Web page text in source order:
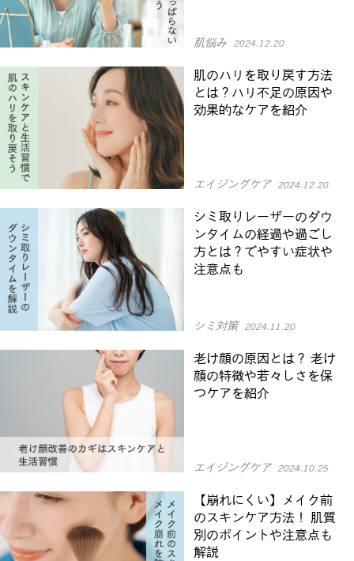
肌悩み 2024.12.20
肌のハリを取り戻す方法
とは？ハリ不足の原因や
効果的なケアを紹介
エイジングケア 2024.12.20
シミ取りレーザーのダウ
ンタイムの経過や過ごし
方とは？でやすい症状や
注意点も
シミ対策 2024.11.20
老け顔の原因とは？ 老け
顔の特徴や若々しさを保
つケアを紹介
エイジングケア 2024.10.25
【崩れにくい】メイク前
のスキンケア方法！ 肌質
別のポイントや注意点も
解説